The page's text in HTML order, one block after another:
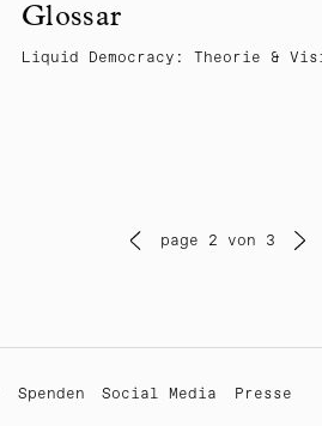
Glossar
Liquid Democracy: Theorie &
page 2 von 3
Spenden Social Media Presse